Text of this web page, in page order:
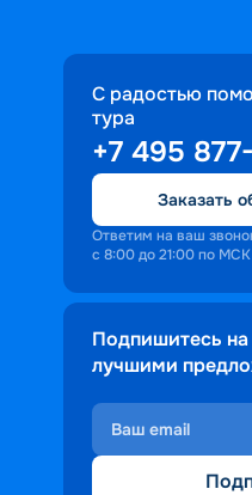
С радостью
тура
+7 495
Заказать
Ответим на ваш
с 8:00 до 21:00 по МСК
Подпишитесь
лучшими